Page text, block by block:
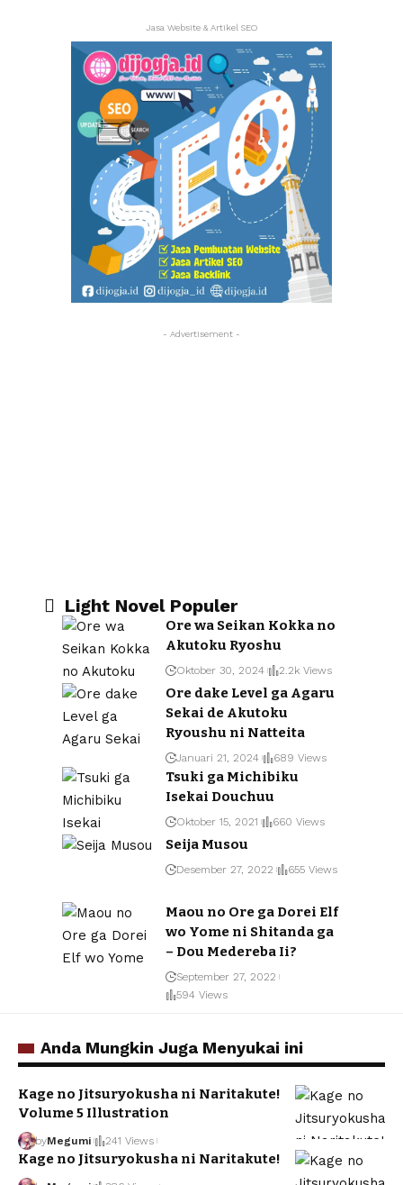
Jasa Website & Artikel SEO
- Advertisement -
Light Novel Populer
Ore wa Seikan Kokka no
Akutoku Ryoshu
Oktober 30, 2024 2.2k Views
Ore dake Level ga Agaru
Sekai de Akutoku
Ryoushu ni Natteita
Januari 21, 2024 689 Views
Tsuki ga Michibiku
Isekai Douchuu
Oktober 15, 2021 660 Views
Seija Musou
Desember 27, 2022 655 Views
Maou no Ore ga Dorei Elf
wo Yome ni Shitanda ga
– Dou Medereba Ii?
September 27, 2022
594 Views
Anda Mungkin Juga Menyukai ini
Kage no Jitsuryokusha ni Naritakute!
Volume 5 Illustration
byMegumi 241 Views
Kage no Jitsuryokusha ni Naritakute!